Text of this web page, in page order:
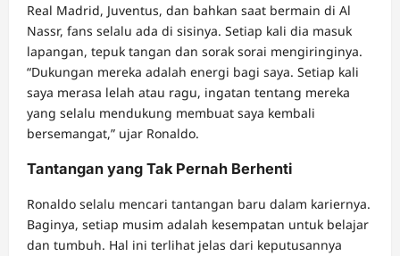
Real Madrid, Juventus, dan bahkan saat bermain di Al
Nassr, fans selalu ada di sisinya. Setiap kali dia masuk
lapangan, tepuk tangan dan sorak sorai mengiringinya.
“Dukungan mereka adalah energi bagi saya. Setiap kali
saya merasa lelah atau ragu, ingatan tentang mereka
yang selalu mendukung membuat saya kembali
bersemangat,” ujar Ronaldo.
Tantangan yang Tak Pernah Berhenti
Ronaldo selalu mencari tantangan baru dalam kariernya.
Baginya, setiap musim adalah kesempatan untuk belajar
dan tumbuh. Hal ini terlihat jelas dari keputusannya